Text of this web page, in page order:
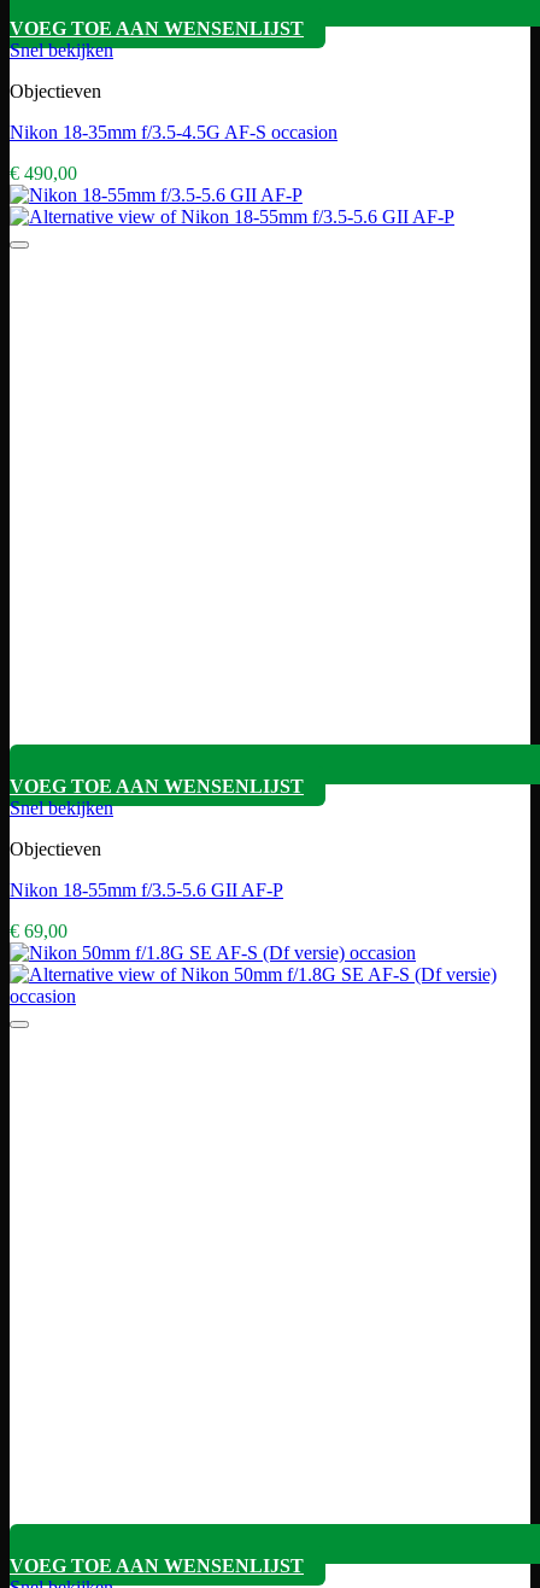
VOEG TOE AAN WENSENLIJST
Snel bekijken
Objectieven
Nikon 18-35mm f/3.5-4.5G AF-S occasion
€ 490,00
VOEG TOE AAN WENSENLIJST
Snel bekijken
Objectieven
Nikon 18-55mm f/3.5-5.6 GII AF-P
€ 69,00
VOEG TOE AAN WENSENLIJST